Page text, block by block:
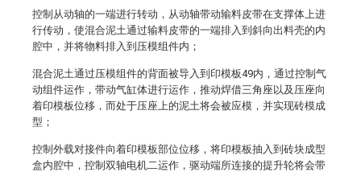
控制从动轴的一端进行转动，从动轴带动输料皮带在支撑体上进
行传动，使混合泥土通过输料皮带的一端排入到斜向出料壳的内
腔中，并将物料排入到压模组件内；
混合泥土通过压模组件的背面被导入到印模板49内，通过控制气
动组件运作，带动气缸体进行运作，推动焊借三角座以及压座向
着印模板位移，而处于压座上的泥土将会被应模，并实现砖模成
型；
控制外载对接件向着印模板部位位移，将印模板抽入到砖块成型
盒内腔中，控制双轴电机二运作，驱动端所连接的提升轮将会带